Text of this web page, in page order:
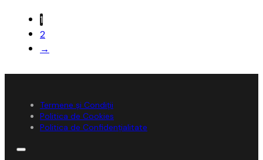
1
2
→
Termene și Condiții
Politica de Cookies
Politica de Confidențialitate